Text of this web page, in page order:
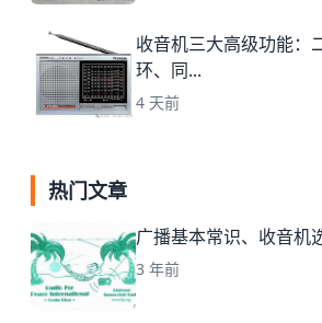
收音机三大高级功能：
环、同...
4 天前
热门文章
广播基本常识、收音机
3 年前